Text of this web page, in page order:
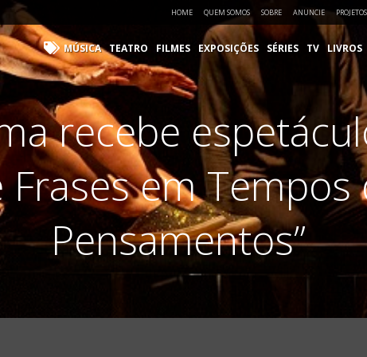
HOME QUEM SOMOS SOBRE ANUNCIE PROJETOS
MÚSICA TEATRO FILMES EXPOSIÇÕES SÉRIES TV LIVROS
recebe
Frases em
Pensamentos”